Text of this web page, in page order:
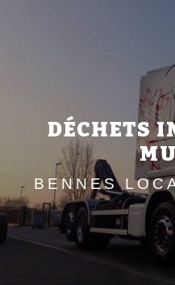
DÉCHETS
BENNES